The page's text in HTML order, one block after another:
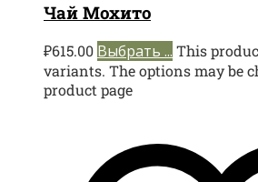
Чай Мохито
₽615.00 Выбрать ... This
variants. The options may be
product page